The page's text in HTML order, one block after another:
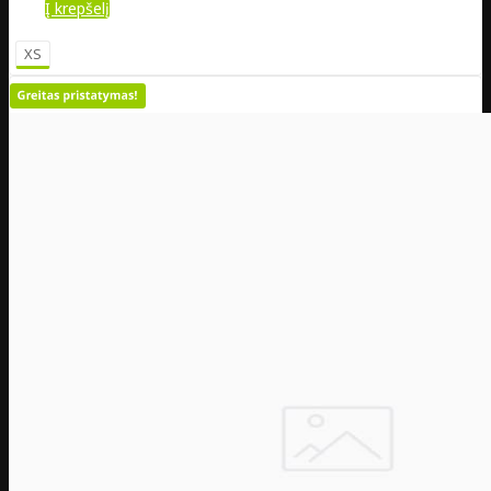
Į krepšelį
XS